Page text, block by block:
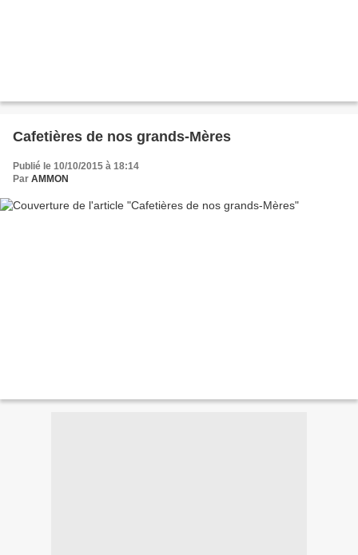
Cafetières de nos grands-Mères
Publié le 10/10/2015 à 18:14
Par AMMON